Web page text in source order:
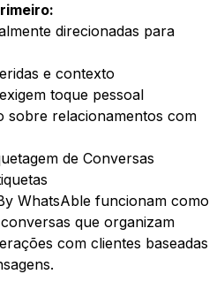
direcionadas para
e contexto
toque pessoal
sobre relacionamentos com
de Conversas
WhatsAble funcionam como
que organizam
com clientes baseadas